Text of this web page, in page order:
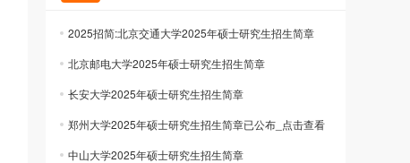
2025招简:北京交通大学2025年硕士研究生招生简章
北京邮电大学2025年硕士研究生招生简章
长安大学2025年硕士研究生招生简章
郑州大学2025年硕士研究生招生简章已公布_点击查看
中山大学2025年硕士研究生招生简章